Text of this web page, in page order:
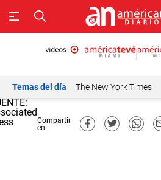
Temas del día The New York Times
Compartir
en: